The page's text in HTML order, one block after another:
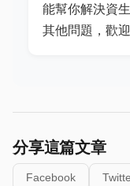
能幫你解決資
其他問題，歡
分享這篇文章
Facebook